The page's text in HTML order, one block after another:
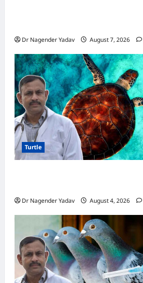
Dr Nagender Yadav August 7, 2026
Turtle
Dr Nagender Yadav August 4, 2026